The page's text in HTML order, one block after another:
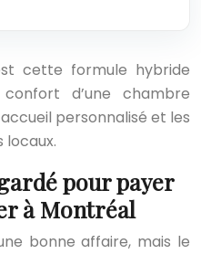
cette formule hybride
d’une chambre
personnalisé et les
locaux.
pour payer
à Montréal
bonne affaire, mais le